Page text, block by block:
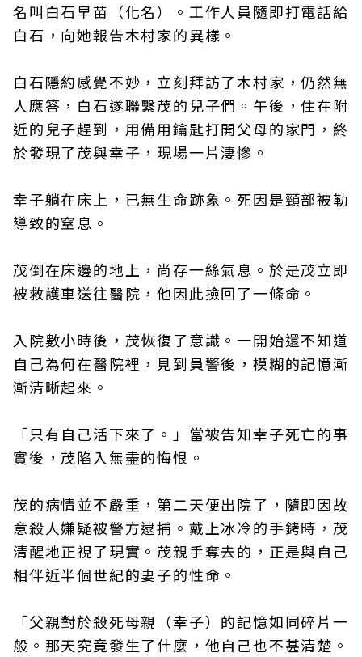
名叫白石早苗（化名）。工作人員隨即打電話給
白石，向她報告木村家的異樣。
白石隱約感覺不妙，立刻拜訪了木村家，仍然無
人應答，白石遂聯繫茂的兒子們。午後，住在附
近的兒子趕到，用備用鑰匙打開父母的家門，終
於發現了茂與幸子，現場一片淒慘。
幸子躺在床上，已無生命跡象。死因是頸部被勒
導致的窒息。
茂倒在床邊的地上，尚存一絲氣息。於是茂立即
被救護車送往醫院，他因此撿回了一條命。
入院數小時後，茂恢復了意識。一開始還不知道
自己為何在醫院裡，見到員警後，模糊的記憶漸
漸清晰起來。
「只有自己活下來了。」當被告知幸子死亡的事
實後，茂陷入無盡的悔恨。
茂的病情並不嚴重，第二天便出院了，隨即因故
意殺人嫌疑被警方逮捕。戴上冰冷的手銬時，茂
清醒地正視了現實。茂親手奪去的，正是與自己
相伴近半個世紀的妻子的性命。
「父親對於殺死母親（幸子）的記憶如同碎片一
般。那天究竟發生了什麼，他自己也不甚清楚。